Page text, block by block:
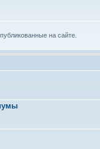
на сайте.